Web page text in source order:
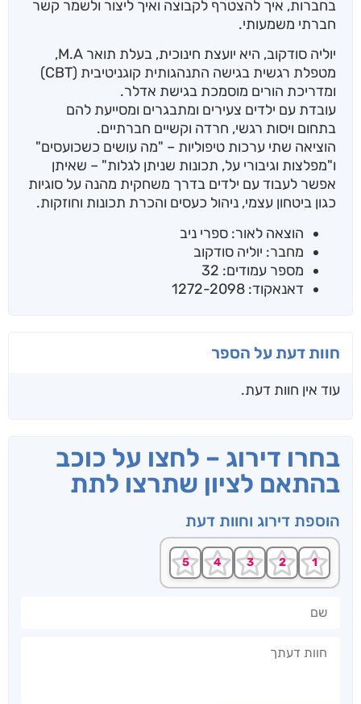
בחברות, איך להצטרף לקבוצה ואיך ליצור ולשמר קשר
חברתי משמעותי.
יוליה סודקוב, היא יועצת חינוכית, בעלת תואר M.A,
מטפלת רגשית בגישה התנהגותית קוגניטיבית (CBT)
ומדריכת הורים מוסמכת בגישת אדלר.
עובדת עם ילדים צעירים ומתבגרים ומסייעת להם
בתחום ויסות רגשי, חרדה וקשיים חברתיים.
הוציאה שתי ערכות טיפוליות – "מה עושים כשכועסים"
ו"מפלצות וגיבורי על, תכונות שניתן לגלות" – שאיתן
אפשר לעבוד עם ילדים בדרך משחקית מהנה על סוגיות
כגון ביטחון עצמי, ניהול כעסים והכרת תכונות וחוזקות.
הוצאה לאור: ספרי ניב
מחבר: יוליה סודקוב
מספר עמודים: 32
דאנאקוד: 1272-2098
חוות דעת על הספר
עוד אין חוות דעת.
בחרו דירוג – לחצו על כוכב
בהתאם לציון שתרצו לתת
הוספת דירוג וחוות דעת